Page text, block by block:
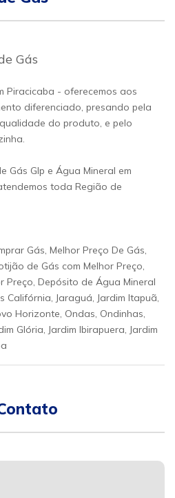
Gás
Piracicaba - oferecemos aos
diferenciado, presando pela
do produto, e pelo
Gás Glp e Água Mineral em
toda Região de
Gás, Melhor Preço De Gás,
de Gás com Melhor Preço,
Preço, Depósito de Água Mineral
Califórnia, Jaraguá, Jardim Itapuã,
Horizonte, Ondas, Ondinhas,
Glória, Jardim Ibirapuera, Jardim